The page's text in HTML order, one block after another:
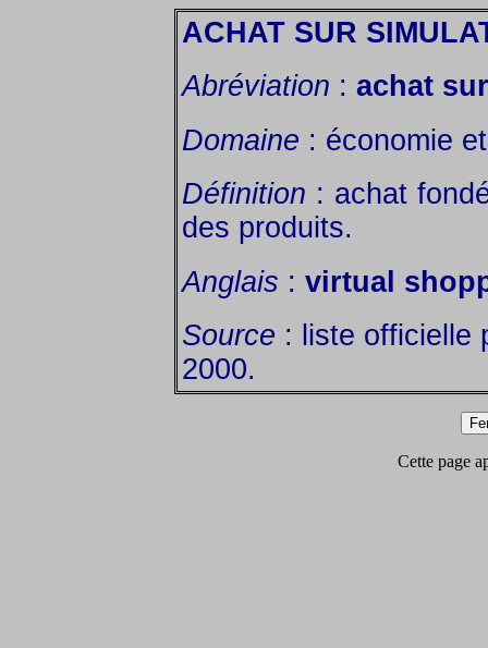
ACHAT SUR
Abréviation : achat
Domaine : économie
Définition : achat
des produits.
Anglais : virtual
Source : liste officielle
2000.
Cette page